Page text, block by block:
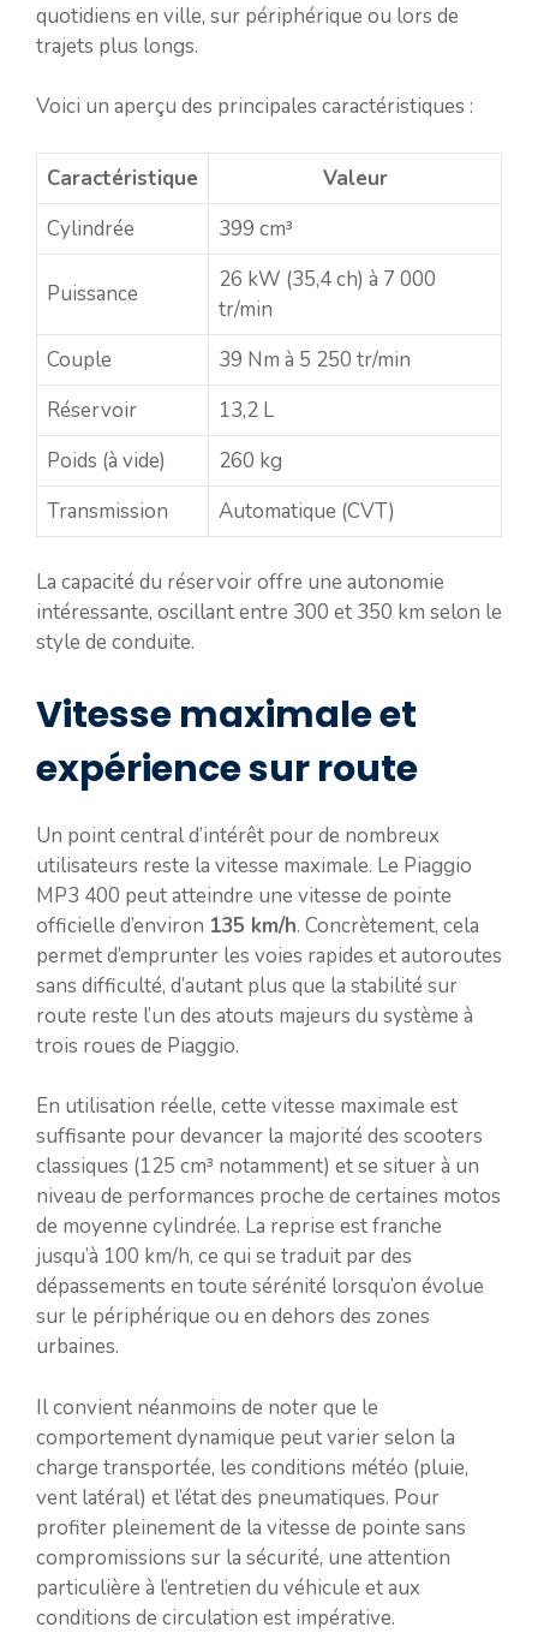
quotidiens en ville, sur périphérique ou lors de
trajets plus longs.
Voici un aperçu des principales caractéristiques :
Caractéristique
Valeur
Cylindrée
399 cm³
Puissance
26 kW (35,4 ch) à 7 000
tr/min
Couple
39 Nm à 5 250 tr/min
Réservoir
13,2 L
Poids (à vide)
260 kg
Transmission
Automatique (CVT)
La capacité du réservoir offre une autonomie
intéressante, oscillant entre 300 et 350 km selon le
style de conduite.
Vitesse maximale et
expérience sur route
Un point central d’intérêt pour de nombreux
utilisateurs reste la vitesse maximale. Le Piaggio
MP3 400 peut atteindre une vitesse de pointe
officielle d’environ 135 km/h. Concrètement, cela
permet d’emprunter les voies rapides et autoroutes
sans difficulté, d’autant plus que la stabilité sur
route reste l’un des atouts majeurs du système à
trois roues de Piaggio.
En utilisation réelle, cette vitesse maximale est
suffisante pour devancer la majorité des scooters
classiques (125 cm³ notamment) et se situer à un
niveau de performances proche de certaines motos
de moyenne cylindrée. La reprise est franche
jusqu’à 100 km/h, ce qui se traduit par des
dépassements en toute sérénité lorsqu’on évolue
sur le périphérique ou en dehors des zones
urbaines.
Il convient néanmoins de noter que le
comportement dynamique peut varier selon la
charge transportée, les conditions météo (pluie,
vent latéral) et l’état des pneumatiques. Pour
profiter pleinement de la vitesse de pointe sans
compromissions sur la sécurité, une attention
particulière à l’entretien du véhicule et aux
conditions de circulation est impérative.